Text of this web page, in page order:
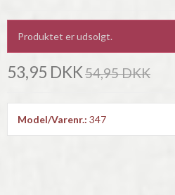
Produktet er udsolgt.
53,95 DKK54,95 DKK
Model/Varenr.: 347